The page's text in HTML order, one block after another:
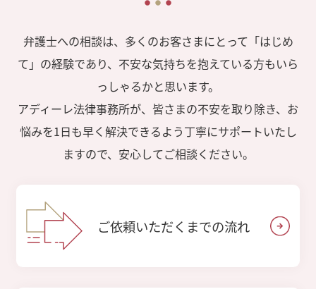
弁護士への相談は、多くのお客さまにとって「はじめ
て」の経験であり、不安な気持ちを抱えている方もいら
っしゃるかと思います。
アディーレ法律事務所が、皆さまの不安を取り除き、お
悩みを1日も早く解決できるよう丁寧にサポートいたし
ますので、安心してご相談ください。
ご依頼いただくまでの流れ